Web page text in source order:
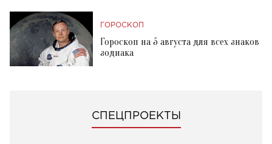
ГОРОСКОП
Гороскоп на 5 августа для всех знаков
зодиака
СПЕЦПРОЕКТЫ